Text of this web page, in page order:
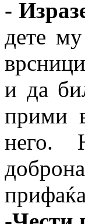
-
дете
и да
прими
него.